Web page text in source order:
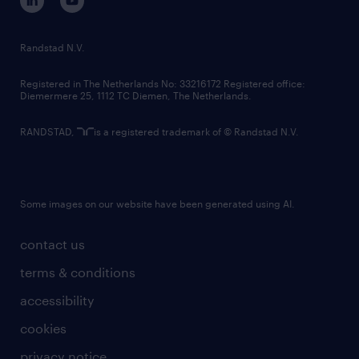
randstad innovation fund
country websites
contact us
terms & conditions
accessibility
cookies
Randstad N.V.
Registered in The Netherlands No: 33216172 Registered office:
Diemermere 25, 1112 TC Diemen, The Netherlands.
RANDSTAD, is a registered trademark of © Randstad N.V.
Some images on our website have been generated using AI.